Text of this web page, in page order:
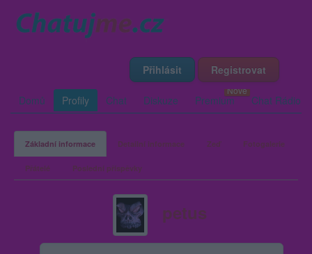
Přihlásit Registrovat
Domů Profily Chat Diskuze Premium Chat Rádio
Základní informace Detailní informace Zeď Fotogalerie
Přátelé Poslední příspěvky
petus